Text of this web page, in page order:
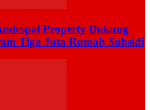
Property Dukung
Tiga Juta Rumah Subsidi